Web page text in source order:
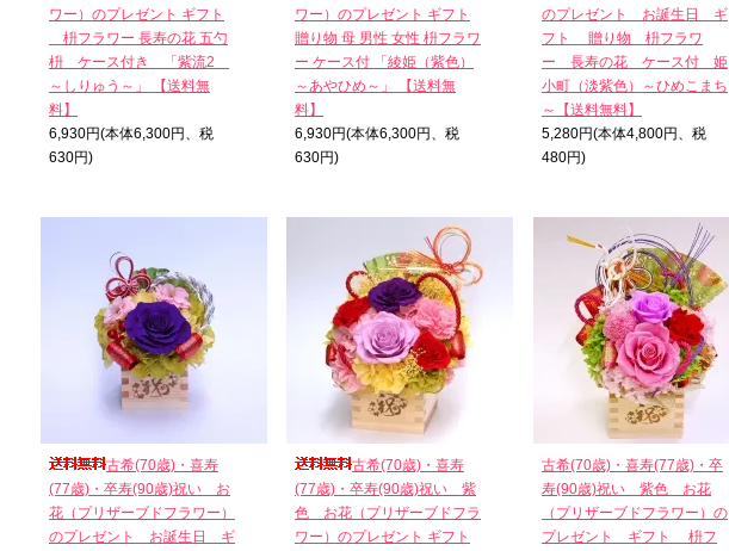
ワー）のプレゼント ギフト
枡フラワー 長寿の花 五勺
枡 ケース付き 「紫流2
～しりゅう～」 【送料無
料】
6,930円(本体6,300円、税
630円)
ワー）のプレゼント ギフト
贈り物 母 男性 女性 枡フラワ
ー ケース付 「綾姫（紫色）
～あやひめ～」 【送料無
料】
6,930円(本体6,300円、税
630円)
のプレゼント お誕生日 ギ
フト 贈り物 枡フラワ
ー 長寿の花 ケース付 姫
小町（淡紫色）～ひめこまち
～【送料無料】
5,280円(本体4,800円、税
480円)
古希(70歳)・喜寿
(77歳)・卒寿(90歳)祝い お
花（プリザーブドフラワー）
のプレゼント お誕生日 ギ
古希(70歳)・喜寿
(77歳)・卒寿(90歳)祝い＿紫
色 お花（プリザーブドフラ
ワー）のプレゼント ギフト
古希(70歳)・喜寿(77歳)・卒
寿(90歳)祝い＿紫色 お花
（プリザーブドフラワー）の
プレゼント ギフト 枡フ